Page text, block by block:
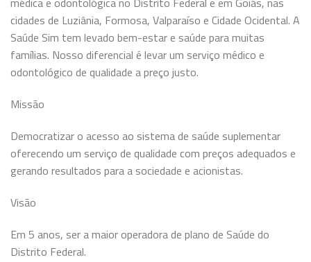
cidades de Luziânia, Formosa, Valparaíso e Cidade Ocidental. A
Saúde Sim tem levado bem-estar e saúde para muitas
famílias. Nosso diferencial é levar um serviço médico e
odontológico de qualidade a preço justo.
Missão
Democratizar o acesso ao sistema de saúde suplementar
oferecendo um serviço de qualidade com preços adequados e
gerando resultados para a sociedade e acionistas.
Visão
Em 5 anos, ser a maior operadora de plano de Saúde do
Distrito Federal.